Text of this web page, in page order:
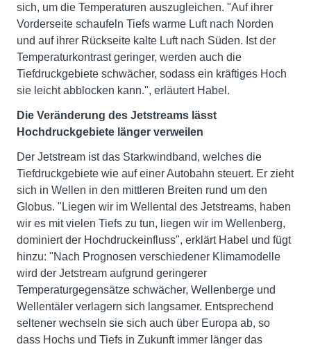
sich, um die Temperaturen auszugleichen. "Auf ihrer
Vorderseite schaufeln Tiefs warme Luft nach Norden
und auf ihrer Rückseite kalte Luft nach Süden. Ist der
Temperaturkontrast geringer, werden auch die
Tiefdruckgebiete schwächer, sodass ein kräftiges Hoch
sie leicht abblocken kann.", erläutert Habel.
Die Veränderung des Jetstreams lässt
Hochdruckgebiete länger verweilen
Der Jetstream ist das Starkwindband, welches die
Tiefdruckgebiete wie auf einer Autobahn steuert. Er zieht
sich in Wellen in den mittleren Breiten rund um den
Globus. "Liegen wir im Wellental des Jetstreams, haben
wir es mit vielen Tiefs zu tun, liegen wir im Wellenberg,
dominiert der Hochdruckeinfluss", erklärt Habel und fügt
hinzu: "Nach Prognosen verschiedener Klimamodelle
wird der Jetstream aufgrund geringerer
Temperaturgegensätze schwächer, Wellenberge und
Wellentäler verlagern sich langsamer. Entsprechend
seltener wechseln sie sich auch über Europa ab, so
dass Hochs und Tiefs in Zukunft immer länger das